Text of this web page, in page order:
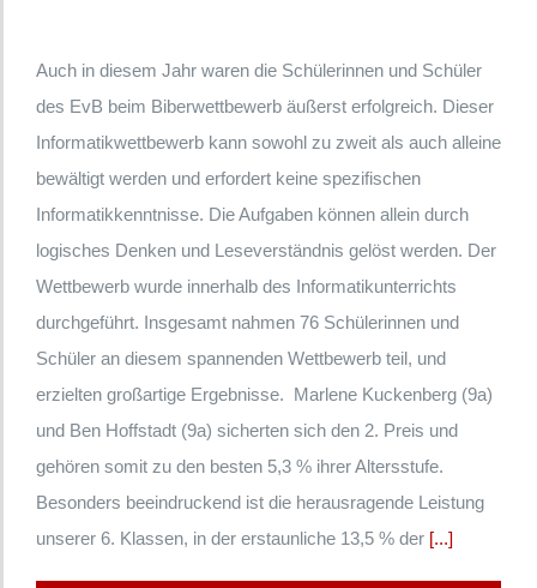
Auch in diesem Jahr waren die Schülerinnen und Schüler
des EvB beim Biberwettbewerb äußerst erfolgreich. Dieser
Informatikwettbewerb kann sowohl zu zweit als auch alleine
bewältigt werden und erfordert keine spezifischen
Informatikkenntnisse. Die Aufgaben können allein durch
logisches Denken und Leseverständnis gelöst werden. Der
Wettbewerb wurde innerhalb des Informatikunterrichts
durchgeführt. Insgesamt nahmen 76 Schülerinnen und
Schüler an diesem spannenden Wettbewerb teil, und
erzielten großartige Ergebnisse. Marlene Kuckenberg (9a)
und Ben Hoffstadt (9a) sicherten sich den 2. Preis und
gehören somit zu den besten 5,3 % ihrer Altersstufe.
Besonders beeindruckend ist die herausragende Leistung
unserer 6. Klassen, in der erstaunliche 13,5 % der [...]